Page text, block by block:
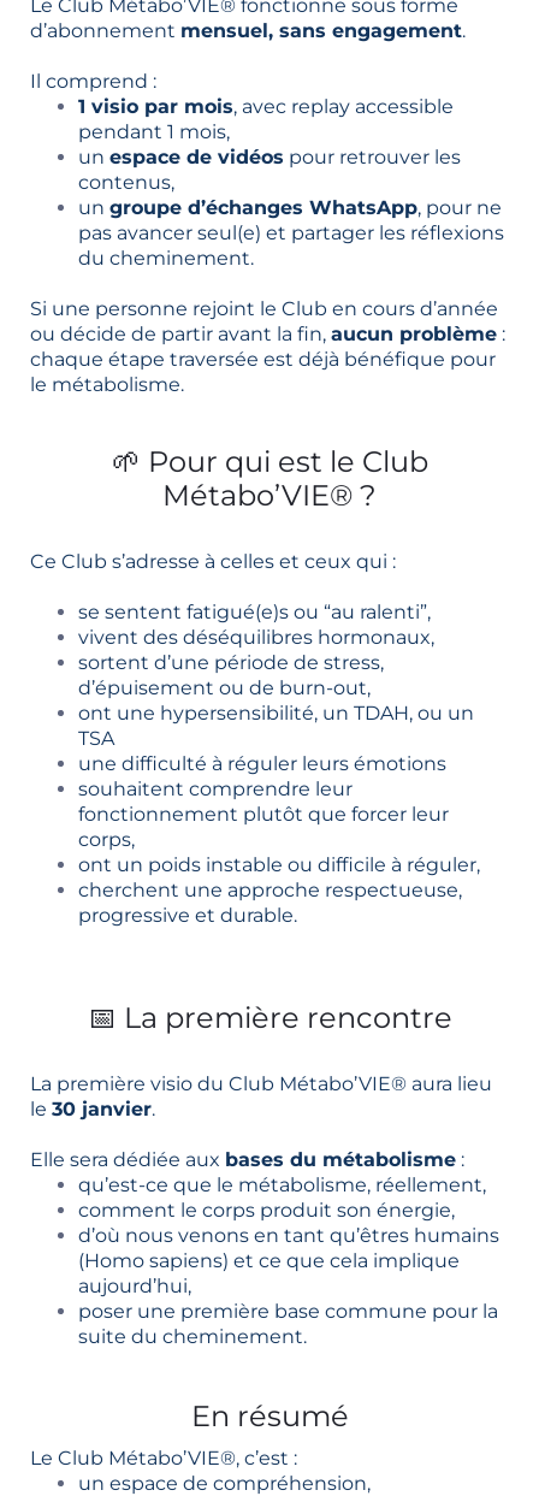
Le Club Métabo’VIE® fonctionne sous forme
d’abonnement mensuel, sans engagement.
Il comprend :
1 visio par mois, avec replay accessible
pendant 1 mois,
un espace de vidéos pour retrouver les
contenus,
un groupe d’échanges WhatsApp, pour ne
pas avancer seul(e) et partager les réflexions
du cheminement.
Si une personne rejoint le Club en cours d’année
ou décide de partir avant la fin, aucun problème :
chaque étape traversée est déjà bénéfique pour
le métabolisme.
🌱 Pour qui est le Club
Métabo’VIE® ?
Ce Club s’adresse à celles et ceux qui :
se sentent fatigué(e)s ou “au ralenti”,
vivent des déséquilibres hormonaux,
sortent d’une période de stress,
d’épuisement ou de burn-out,
ont une hypersensibilité, un TDAH, ou un
TSA
une difficulté à réguler leurs émotions
souhaitent comprendre leur
fonctionnement plutôt que forcer leur
corps,
ont un poids instable ou difficile à réguler,
cherchent une approche respectueuse,
progressive et durable.
📅 La première rencontre
La première visio du Club Métabo’VIE® aura lieu
le 30 janvier.
Elle sera dédiée aux bases du métabolisme :
qu’est-ce que le métabolisme, réellement,
comment le corps produit son énergie,
d’où nous venons en tant qu’êtres humains
(Homo sapiens) et ce que cela implique
aujourd’hui,
poser une première base commune pour la
suite du cheminement.
En résumé
Le Club Métabo’VIE®, c’est :
un espace de compréhension,